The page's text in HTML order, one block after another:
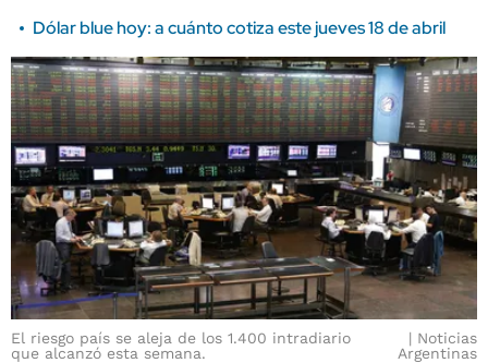
Dólar blue hoy: a cuánto cotiza este jueves 18 de abril
El riesgo país se aleja de los 1.400 intradiario
que alcanzó esta semana.
Noticias
Argentinas